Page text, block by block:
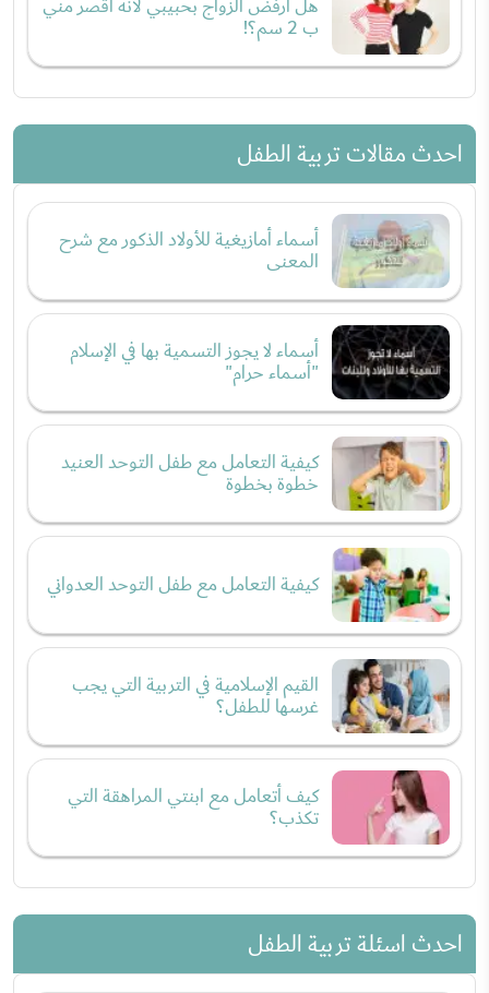
هل أرفض الزواج بحبيبي لأنه أقصر مني
ب 2 سم؟!
احدث مقالات تربية الطفل
أسماء أمازيغية للأولاد الذكور مع شرح
المعنى
أسماء لا يجوز التسمية بها في الإسلام
"أسماء حرام"
كيفية التعامل مع طفل التوحد العنيد
خطوة بخطوة
كيفية التعامل مع طفل التوحد العدواني
القيم الإسلامية في التربية التي يجب
غرسها للطفل؟
كيف أتعامل مع ابنتي المراهقة التي
تكذب؟
احدث اسئلة تربية الطفل